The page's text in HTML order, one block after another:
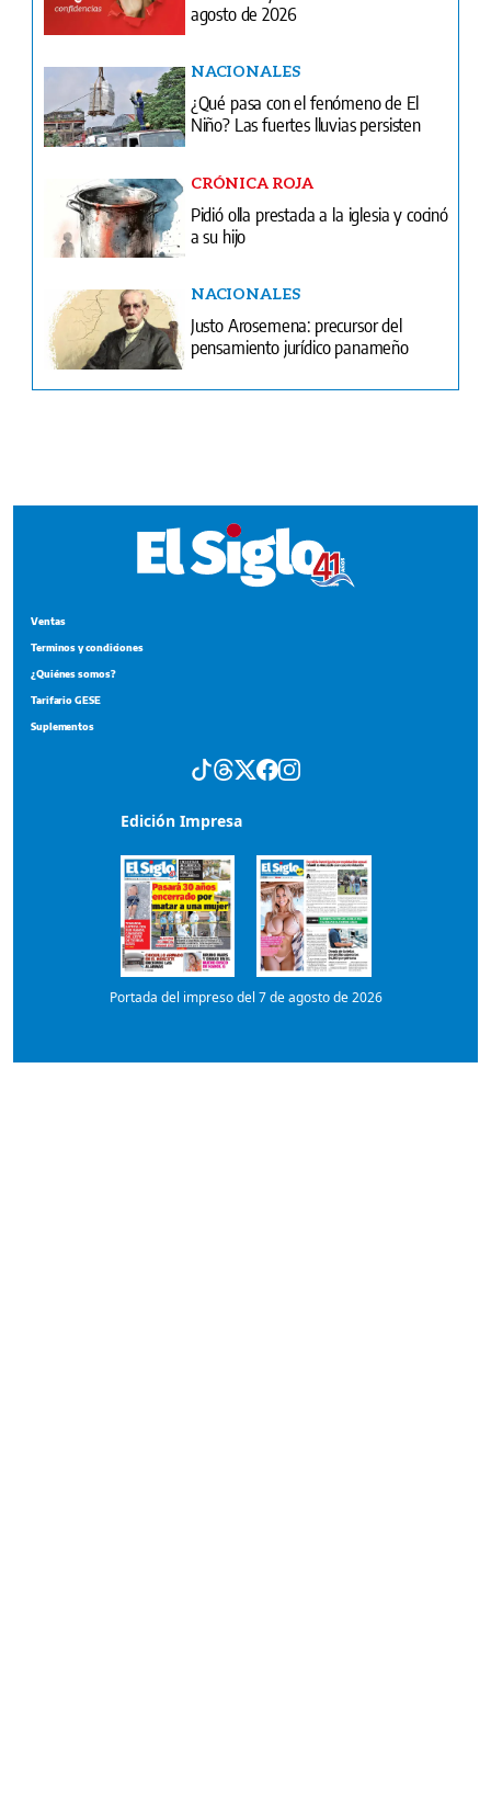
Niño? Las fuertes lluvias persisten
CRÓNICA ROJA
Pidió olla prestada a la iglesia y cocinó
a su hijo
NACIONALES
Justo Arosemena: precursor del
pensamiento jurídico panameño
Suplementos
Portada del impreso del 7 de agosto de 2026